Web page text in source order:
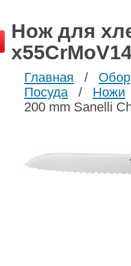
Нож для
Главная /
Посуда/ Ножи
200 mm Sanelli